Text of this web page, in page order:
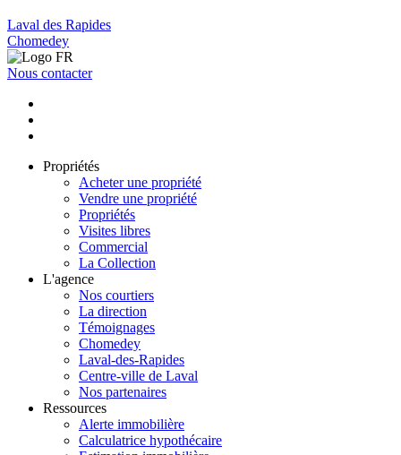
Laval des Rapides
Chomedey
Nous contacter
Propriétés
Acheter une propriété
Vendre une propriété
Propriétés
Visites libres
Commercial
La Collection
L'agence
Nos courtiers
La direction
Témoignages
Chomedey
Laval-des-Rapides
Centre-ville de Laval
Nos partenaires
Ressources
Alerte immobilière
Calculatrice hypothécaire